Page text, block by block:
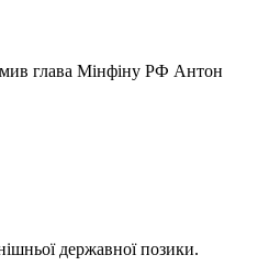
глава Мінфіну РФ Антон
державної позики.